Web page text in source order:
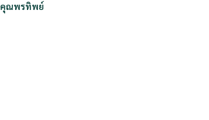
คุณพรทิพย์